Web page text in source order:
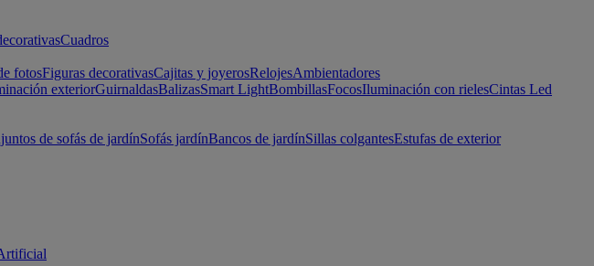
Cuadros
fotosFiguras decorativasCajitas y joyerosRelojesAmbientadores
exteriorGuirnaldasBalizasSmart LightBombillasFocosIluminación con rielesCintas Led
de sofás de jardínSofás jardínBancos de jardínSillas colgantesEstufas de exterior